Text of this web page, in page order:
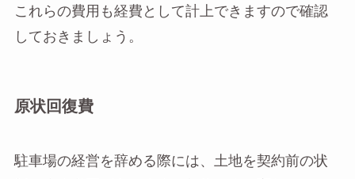
これらの費用も経費として計上できますので確認
しておきましょう。
原状回復費
駐車場の経営を辞める際には、土地を契約前の状